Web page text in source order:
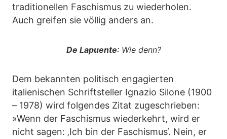
traditionellen Faschismus zu wiederholen.
Auch greifen sie völlig anders an.
De Lapuente: Wie denn?
Dem bekannten politisch engagierten
italienischen Schriftsteller Ignazio Silone (1900
– 1978) wird folgendes Zitat zugeschrieben:
»Wenn der Faschismus wiederkehrt, wird er
nicht sagen: ‚Ich bin der Faschismus‘. Nein, er